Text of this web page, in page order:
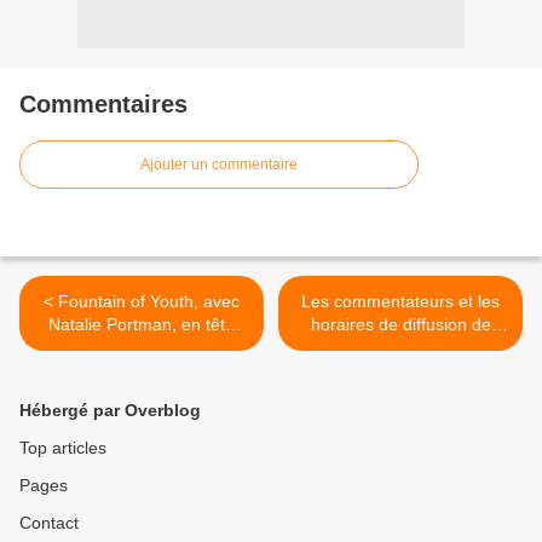
Commentaires
Ajouter un commentaire
< Fountain of Youth, avec
Natalie Portman, en tête
des contenus les +
Les commentateurs et les
horaires de diffusion de
Roland-Garros 2025, dès
Hébergé par Overblog
Top articles
Pages
Contact